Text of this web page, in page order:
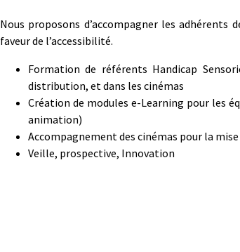
Nous proposons d’accompagner les adhérents
faveur de l’accessibilité.
Formation de référents Handicap
distribution, et dans les cinémas
Création de modules e-Learning pour les
animation)
Accompagnement des cinémas pour la
Veille, prospective, Innovation